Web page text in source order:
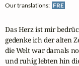
Our translations: FRE
Das Herz ist mir
gedenke ich der alten
die Welt war damals
und ruhig lebten hin